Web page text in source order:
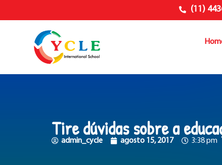
(11)
Tire dúvidas sobre a
admin_cycle agosto 15, 2017 3:38 pm